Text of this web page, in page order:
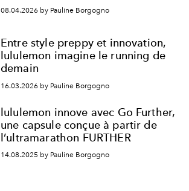
08.04.2026 by Pauline Borgogno
Entre style preppy et innovation,
lululemon imagine le running de
demain
16.03.2026 by Pauline Borgogno
lululemon innove avec Go Further,
une capsule conçue à partir de
l’ultramarathon FURTHER
14.08.2025 by Pauline Borgogno